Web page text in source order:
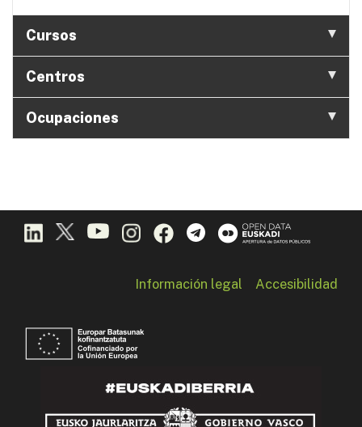
Cursos
Centros
Ocupaciones
Información legal Accesibilidad